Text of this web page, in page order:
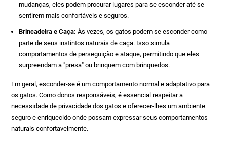
mudanças, eles podem procurar lugares para se esconder até se
sentirem mais confortáveis e seguros.
Brincadeira e Caça: Às vezes, os gatos podem se esconder como
parte de seus instintos naturais de caça. Isso simula
comportamentos de perseguição e ataque, permitindo que eles
surpreendam a "presa" ou brinquem com brinquedos.
Em geral, esconder-se é um comportamento normal e adaptativo para
os gatos. Como donos responsáveis, é essencial respeitar a
necessidade de privacidade dos gatos e oferecer-lhes um ambiente
seguro e enriquecido onde possam expressar seus comportamentos
naturais confortavelmente.